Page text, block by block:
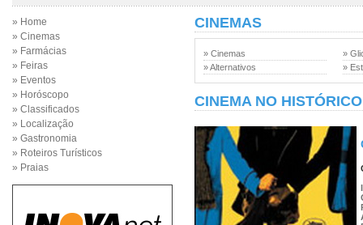
» Home
» Cinemas
» Farmácias
» Feiras
» Eventos
» Horóscopo
» Classificados
» Localização
» Gastronomia
» Roteiros Turísticos
» Praias
CINEMAS
» Cinemas
» Alternativos
»
»
CINEMA NO HISTÓRICO